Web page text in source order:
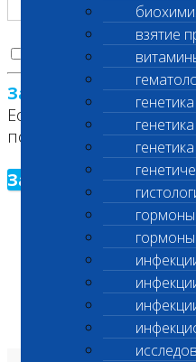
взятие
гормоны
Запомнить меня на этом
Забыли свой пароль?
Если вы впервые на
пожалуйста,
Зарегистрироваться